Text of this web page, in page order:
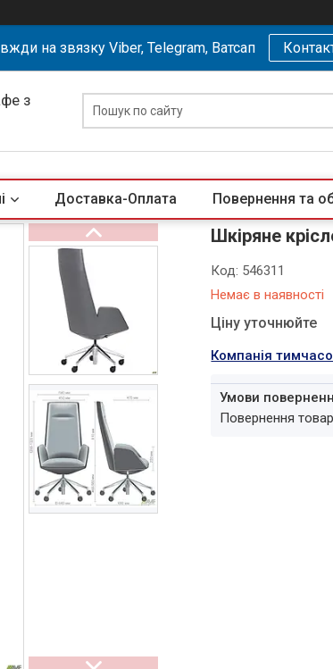
на звязку Viber, Telegram, Ватсап
з
Доставка-Оплата Повернення та
Шкіряне
Немає в наявності
Код: 546311
Ціну уточнюйте
Компанія
повернення